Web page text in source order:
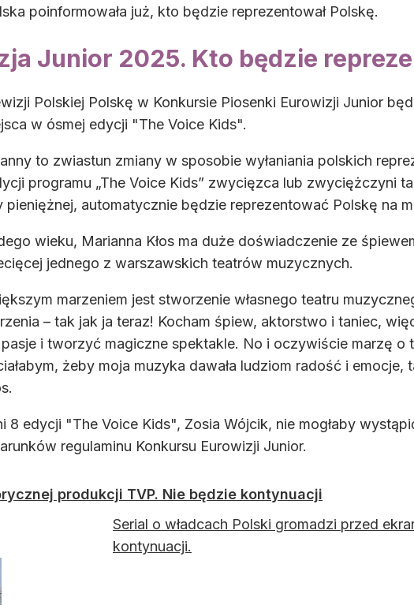
poinformowała już, kto będzie reprezentował Polskę.
Junior 2025. Kto będzie
Polskiej Polskę w Konkursie Piosenki Eurowizji Junior
w ósmej edycji "The Voice Kids".
to zwiastun zmiany w sposobie wyłaniania polskich
programu „The Voice Kids” zwycięzca lub zwyciężczyni
pieniężnej, automatycznie będzie reprezentować Polskę na
wieku, Marianna Kłos ma duże doświadczenie ze
jednego z warszawskich teatrów muzycznych.
marzeniem jest stworzenie własnego teatru
– tak jak ja teraz! Kocham śpiew, aktorstwo i taniec,
i tworzyć magiczne spektakle. No i oczywiście marzę
żeby moja muzyka dawała ludziom radość i
8 edycji "The Voice Kids", Zosia Wójcik, nie mogłaby
regulaminu Konkursu Eurowizji Junior.
produkcji TVP. Nie będzie kontynuacji
Serial o władcach Polski gromadzi przed
kontynuacji.